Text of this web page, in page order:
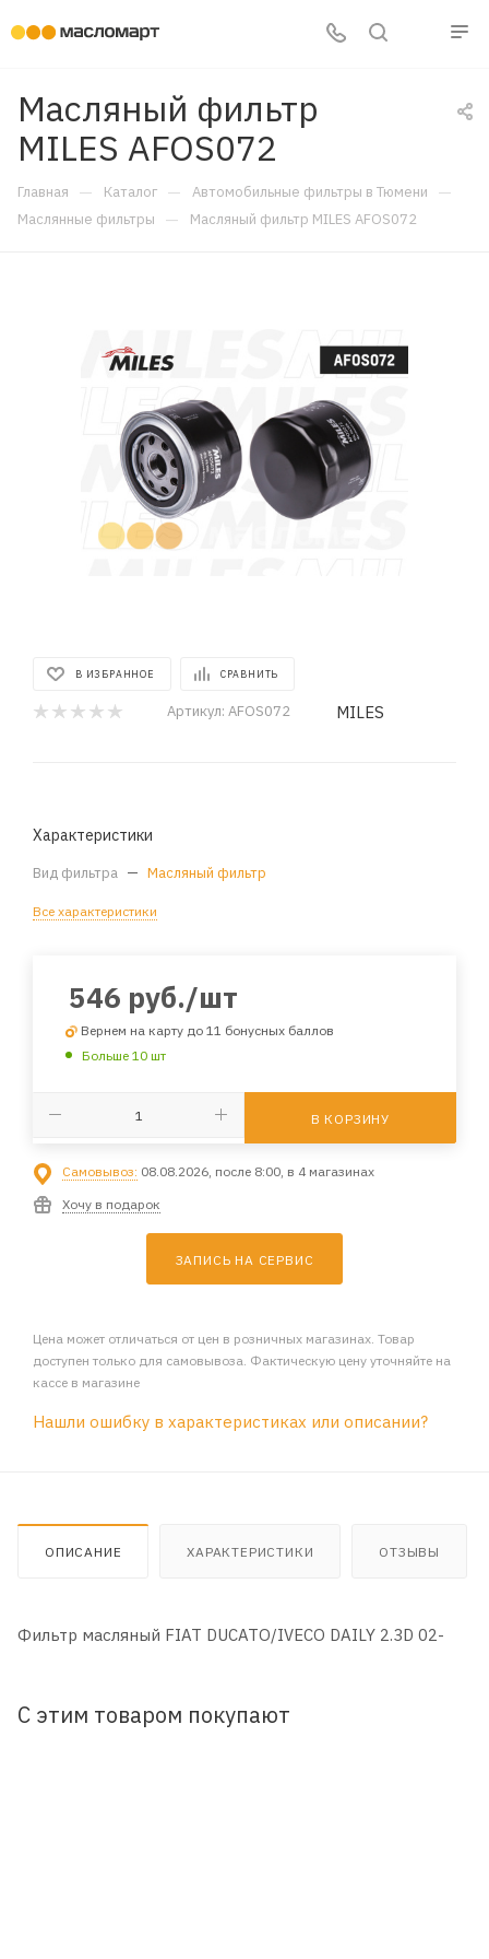
Масляный фильтр
MILES AFOS072
Главная — Каталог — Автомобильные фильтры в Тюмени —
Маслянные фильтры — Масляный фильтр MILES AFOS072
В ИЗБРАННОЕ СРАВНИТЬ
Артикул: AFOS072 MILES
Характеристики
Вид фильтра — Масляный фильтр
Все характеристики
546 руб./шт
Вернем на карту до 11 бонусных баллов
Больше 10 шт
В КОРЗИНУ
Самовывоз: 08.08.2026, после 8:00, в 4 магазинах
Хочу в подарок
ЗАПИСЬ НА СЕРВИС
Цена может отличаться от цен в розничных магазинах. Товар
доступен только для самовывоза. Фактическую цену уточняйте на
кассе в магазине
Нашли ошибку в характеристиках или описании?
ОПИСАНИЕ ХАРАКТЕРИСТИКИ ОТЗЫВЫ
Фильтр масляный FIAT DUCATO/IVECO DAILY 2.3D 02-
С этим товаром покупают